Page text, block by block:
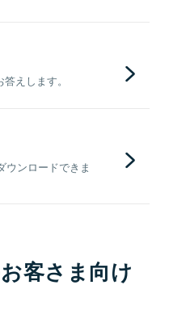
えします。
ウンロードできま
客さま向け